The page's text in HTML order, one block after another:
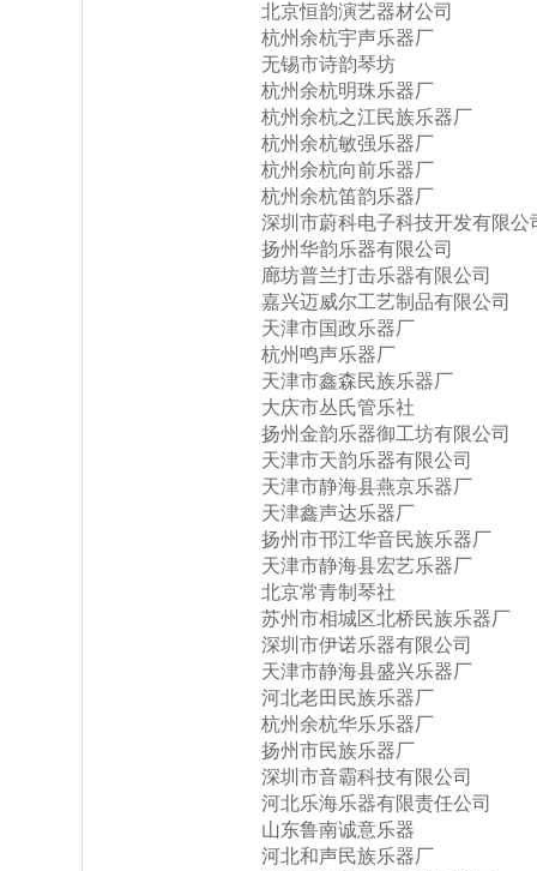
北京恒韵演艺器材公司
杭州余杭宇声乐器厂
无锡市诗韵琴坊
杭州余杭明珠乐器厂
杭州余杭之江民族乐器厂
杭州余杭敏强乐器厂
杭州余杭向前乐器厂
杭州余杭笛韵乐器厂
深圳市蔚科电子科技开发有限公
扬州华韵乐器有限公司
廊坊普兰打击乐器有限公司
嘉兴迈威尔工艺制品有限公司
天津市国政乐器厂
杭州鸣声乐器厂
天津市鑫森民族乐器厂
大庆市丛氏管乐社
扬州金韵乐器御工坊有限公司
天津市天韵乐器有限公司
天津市静海县燕京乐器厂
天津鑫声达乐器厂
扬州市邗江华音民族乐器厂
天津市静海县宏艺乐器厂
北京常青制琴社
苏州市相城区北桥民族乐器厂
深圳市伊诺乐器有限公司
天津市静海县盛兴乐器厂
河北老田民族乐器厂
杭州余杭华乐乐器厂
扬州市民族乐器厂
深圳市音霸科技有限公司
河北乐海乐器有限责任公司
山东鲁南诚意乐器
河北和声民族乐器厂